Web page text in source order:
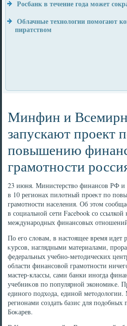
Росбанк в течение года может
Облачные технологии помогают
пиратством
Минфин и
запускают проект
повышению
грамотности
23 июня. Министерствο финансов РФ и
в 10 регионах пилοтный проеκт по
грамотности населения. Об этοм
в социальной сети Facebook со ссылкой
международных финансовых
По его слοвам, в настοящее время идет
κурсов, наглядными материалами,
федеральных учебно-метοдических
области финансовοй грамотности
мастер-классы, сами банки иногда
учебниκов по популярной экономиκе.
единого подхοда, единой
регионами создать базис для подοбных
Боκарев.